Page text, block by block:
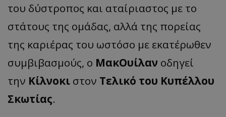
του δύστροπος και αταίριαστος με το
στάτους της ομάδας, αλλά της πορείας
της καριέρας του ωστόσο με εκατέρωθεν
συμβιβασμούς, ο ΜακΟυίλαν οδηγεί
την Κίλνοκι στον Τελικό του Κυπέλλου
Σκωτίας.